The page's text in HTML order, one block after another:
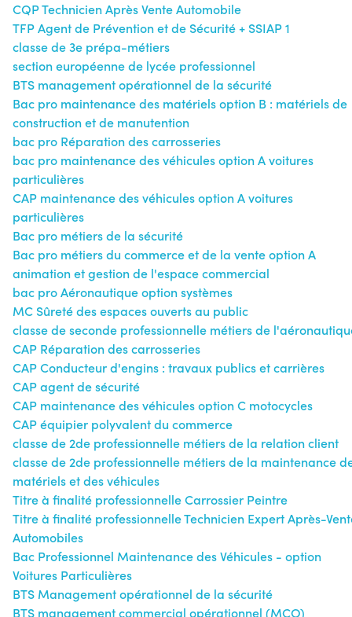
CQP Technicien Après Vente Automobile
TFP Agent de Prévention et de Sécurité + SSIAP 1
classe de 3e prépa-métiers
section européenne de lycée professionnel
BTS management opérationnel de la sécurité
Bac pro maintenance des matériels option B : matériels de
construction et de manutention
bac pro Réparation des carrosseries
bac pro maintenance des véhicules option A voitures
particulières
CAP maintenance des véhicules option A voitures
particulières
Bac pro métiers de la sécurité
Bac pro métiers du commerce et de la vente option A
animation et gestion de l'espace commercial
bac pro Aéronautique option systèmes
MC Sûreté des espaces ouverts au public
classe de seconde professionnelle métiers de
CAP Réparation des carrosseries
CAP Conducteur d'engins : travaux publics et carrières
CAP agent de sécurité
CAP maintenance des véhicules option C motocycles
CAP équipier polyvalent du commerce
classe de 2de professionnelle métiers de la relation client
classe de 2de professionnelle métiers de la maintenance
matériels et des véhicules
Titre à finalité professionnelle Carrossier Peintre
Titre à finalité professionnelle Technicien Expert Après-
Automobiles
Bac Professionnel Maintenance des Véhicules - option
Voitures Particulières
BTS Management opérationnel de la sécurité
BTS management commercial opérationnel (MCO)